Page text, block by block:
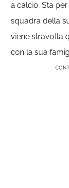
a calcio. Sta
squadra della
viene stravolta
con la sua